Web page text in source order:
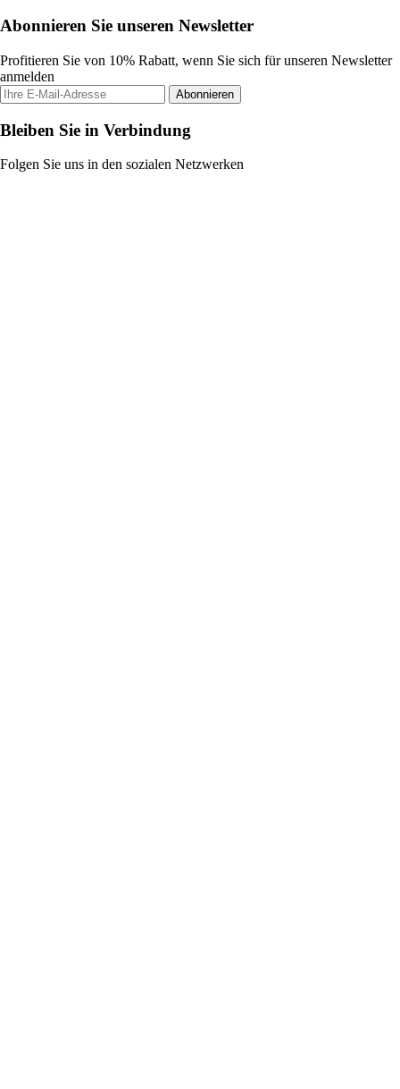
Abonnieren Sie unseren Newsletter
Profitieren Sie von 10% Rabatt, wenn Sie sich für unseren Newsletter
anmelden
Abonnieren
Bleiben Sie in Verbindung
Folgen Sie uns in den sozialen Netzwerken